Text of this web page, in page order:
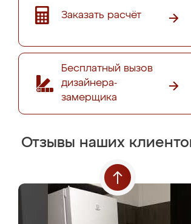
Заказать расчёт
Бесплатный вызов
дизайнера-
замерщика
Отзывы наших